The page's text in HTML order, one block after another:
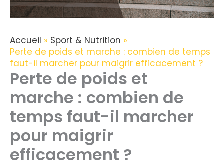
Accueil
Sport & Nutrition
Perte de poids et marche : combien de temps
faut-il marcher pour maigrir efficacement ?
Perte de poids et
marche : combien de
temps faut-il marcher
pour maigrir
efficacement ?